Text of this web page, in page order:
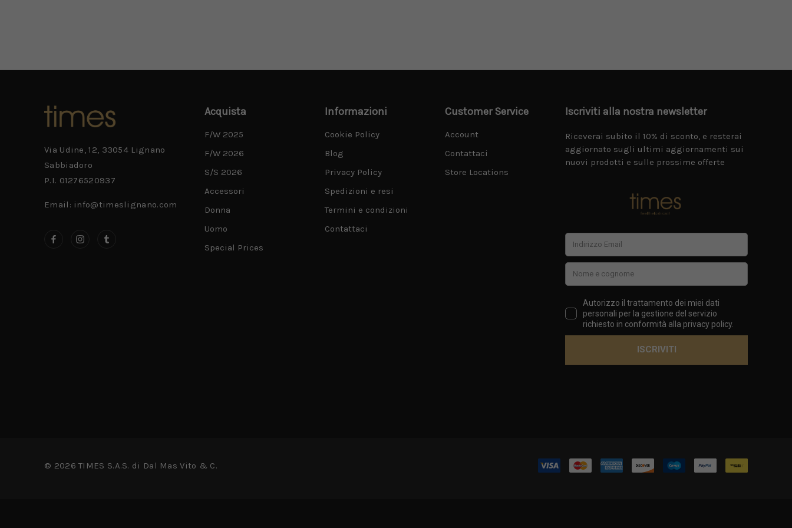
Via Udine, 12, 33054 Lignano
Sabbiadoro
P.I. 01276520937
Email: info@timeslignano.com
Acquista
F/W 2025
F/W 2026
S/S 2026
Accessori
Donna
Uomo
Special Prices
Informazioni
Cookie Policy
Blog
Privacy Policy
Spedizioni e resi
Termini e condizioni
Contattaci
Customer Service
Account
Contattaci
Store Locations
Iscriviti alla nostra newsletter
Riceverai subito il 10% di sconto, e resterai
aggiornato sugli ultimi aggiornamenti sui
nuovi prodotti e sulle prossime offerte
© 2026 TIMES S.A.S. di Dal Mas Vito & C.